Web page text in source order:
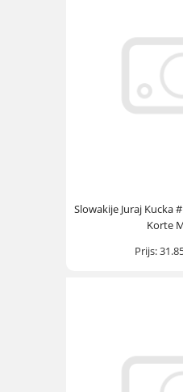
Slowakije Juraj Kucka
Korte
Prijs: